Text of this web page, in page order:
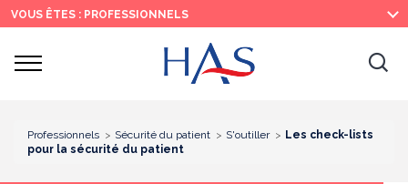
Recherche
Menu
principal
Contenu
principal
VOUS ÊTES : PROFESSIONNELS
Ouvrir
Professionnels Sécurité du patient S'outiller
Les check-lists
pour la sécurité du patient